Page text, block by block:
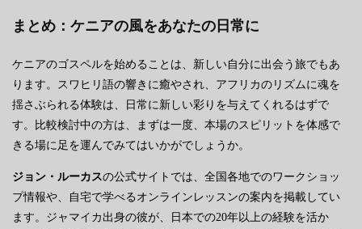
まとめ：ケニアの風をあなたの日常に
ケニアのゴスペルを始めることは、新しい自分に出会う旅でもあ
ります。スワヒリ語の響きに癒やされ、アフリカのリズムに魂を
揺さぶられる体験は、日常に新しい彩りを与えてくれるはずで
す。比較検討中の方は、まずは一度、本場のスピリットを体感で
きる場に足を運んでみてはいかがでしょうか。
ジョン・ルーカスの公式サイトでは、全国各地でのワークショッ
プ情報や、自宅で学べるオンラインレッスンの案内を掲載してい
ます。ジャマイカ出身の彼が、日本での20年以上の経験を活か